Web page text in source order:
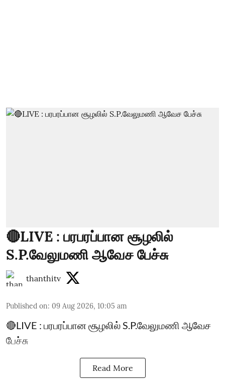
🔴LIVE : பரபரப்பான சூழலில்
S.P.வேலுமணி ஆவேச பேச்சு
thanthitv
Published on: 09 Aug 2026, 10:05 am
🔴LIVE : பரபரப்பான சூழலில் S.P.வேலுமணி ஆவேச
பேச்சு
Read More